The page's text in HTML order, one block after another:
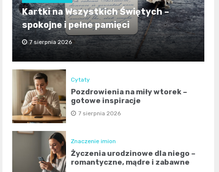
Kartki na Wszystkich Świętych –
spokojne i pełne pamięci
7 sierpnia 2026
Cytaty
Pozdrowienia na miły wtorek –
gotowe inspiracje
7 sierpnia 2026
Znaczenie imion
Życzenia urodzinowe dla niego –
romantyczne, mądre i zabawne